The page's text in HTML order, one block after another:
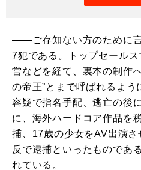
――ご存知ない方のために
7犯である。トップセール
営などを経て、裏本の制作
の帝王”とまで呼ばれるよう
容疑で指名手配、逃亡の後
に、海外ハードコア作品を
捕、17歳の少女をAV出演
反で逮捕といったものであ
れている。